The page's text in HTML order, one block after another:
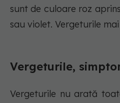
sunt de culoare roz
sau violet. Vergeturile
Vergeturile,
Vergeturile nu arată